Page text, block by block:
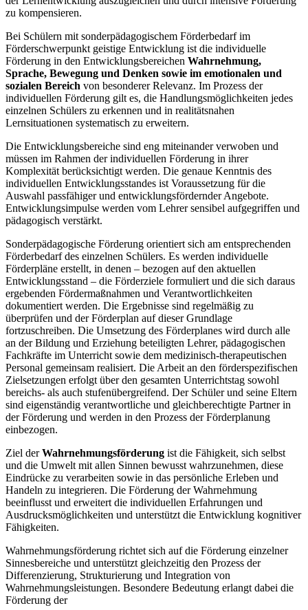
zu kompensieren.
Bei Schülern mit sonderpädagogischem Förderbedarf im
Förderschwerpunkt geistige Entwicklung ist die individuelle
Förderung in den Entwicklungsbereichen Wahrnehmung,
Sprache, Bewegung und Denken sowie im emotionalen und
sozialen Bereich von besonderer Relevanz. Im Prozess der
individuellen Förderung gilt es, die Handlungsmöglichkeiten jedes
einzelnen Schülers zu erkennen und in realitätsnahen
Lernsituationen systematisch zu erweitern.
Die Entwicklungsbereiche sind eng miteinander verwoben und
müssen im Rahmen der individuellen Förderung in ihrer
Komplexität berücksichtigt werden. Die genaue Kenntnis des
individuellen Entwicklungsstandes ist Voraussetzung für die
Auswahl passfähiger und entwicklungsfördernder Angebote.
Entwicklungsimpulse werden vom Lehrer sensibel aufgegriffen und
pädagogisch verstärkt.
Sonderpädagogische Förderung orientiert sich am entsprechenden
Förderbedarf des einzelnen Schülers. Es werden individuelle
Förderpläne erstellt, in denen – bezogen auf den aktuellen
Entwicklungsstand – die Förderziele formuliert und die sich daraus
ergebenden Fördermaßnahmen und Verantwortlichkeiten
dokumentiert werden. Die Ergebnisse sind regelmäßig zu
überprüfen und der Förderplan auf dieser Grundlage
fortzuschreiben. Die Umsetzung des Förderplanes wird durch alle
an der Bildung und Erziehung beteiligten Lehrer, pädagogischen
Fachkräfte im Unterricht sowie dem medizinisch-therapeutischen
Personal gemeinsam realisiert. Die Arbeit an den förderspezifischen
Zielsetzungen erfolgt über den gesamten Unterrichtstag sowohl
bereichs- als auch stufenübergreifend. Der Schüler und seine Eltern
sind eigenständig verantwortliche und gleichberechtigte Partner in
der Förderung und werden in den Prozess der Förderplanung
einbezogen.
Ziel derWahrnehmungsförderung ist die Fähigkeit, sich selbst
und die Umwelt mit allen Sinnen bewusst wahrzunehmen, diese
Eindrücke zu verarbeiten sowie in das persönliche Erleben und
Handeln zu integrieren. Die Förderung der Wahrnehmung
beeinflusst und erweitert die individuellen Erfahrungen und
Ausdrucksmöglichkeiten und unterstützt die Entwicklung kognitiver
Fähigkeiten.
Wahrnehmungsförderung richtet sich auf die Förderung einzelner
Sinnesbereiche und unterstützt gleichzeitig den Prozess der
Differenzierung, Strukturierung und Integration von
Wahrnehmungsleistungen. Besondere Bedeutung erlangt dabei die
Förderung der